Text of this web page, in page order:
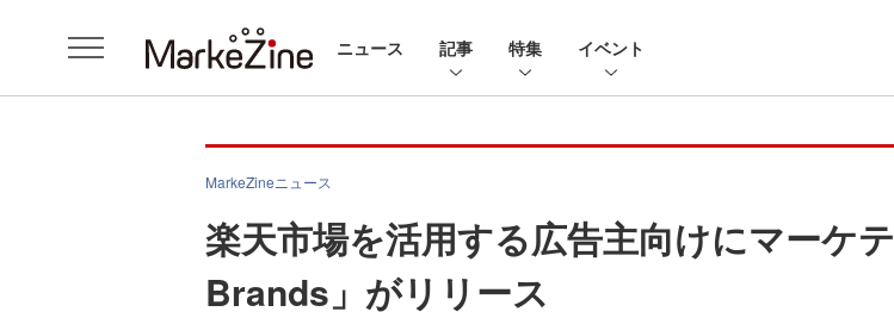
ニュース 記事 特集 イベント
MarkeZineニュース
楽天市場を活用する広告主向けにマーケ
Brands」がリリース